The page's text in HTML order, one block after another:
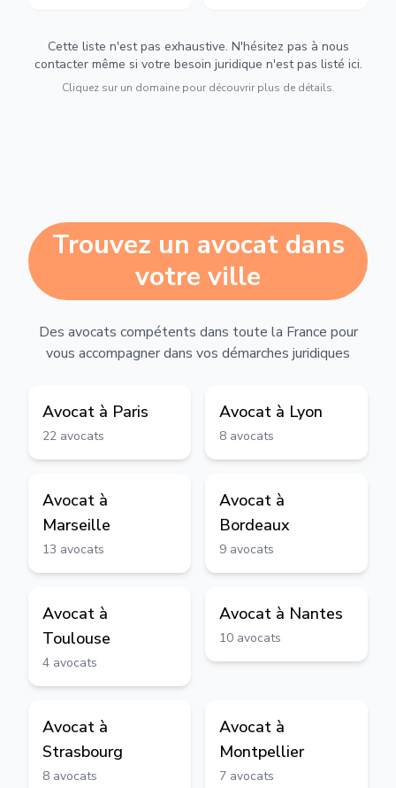
Cette liste n'est pas exhaustive. N'hésitez pas à nous
contacter même si votre besoin juridique n'est pas listé ici.
Cliquez sur un domaine pour découvrir plus de détails.
Trouvez un avocat dans
votre ville
Des avocats compétents dans toute la France pour
vous accompagner dans vos démarches juridiques
Avocat à Paris
22 avocats
Avocat à Lyon
8 avocats
Avocat à
Marseille
13 avocats
Avocat à
Bordeaux
9 avocats
Avocat à
Toulouse
4 avocats
Avocat à Nantes
10 avocats
Avocat à
Strasbourg
8 avocats
Avocat à
Montpellier
7 avocats